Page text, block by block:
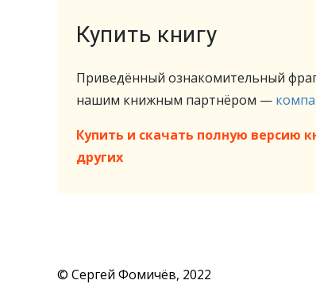
Купить книгу
Приведённый ознакомительный
нашим книжным партнёром —
Купить и скачать полную версию
других
© Сергей Фомичёв, 2022